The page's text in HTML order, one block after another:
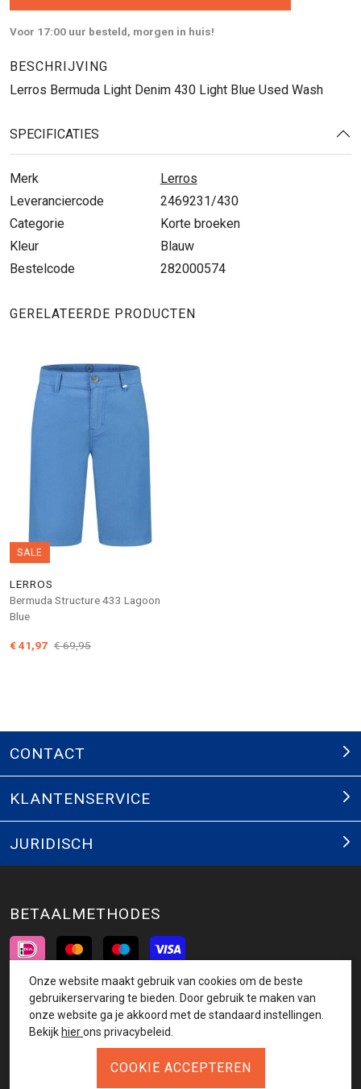
Voor 17:00 uur besteld, morgen in huis!
BESCHRIJVING
Lerros Bermuda Light Denim 430 Light Blue Used Wash
SPECIFICATIES
Merk
Lerros
Leveranciercode
2469231/430
Categorie
Korte broeken
Kleur
Blauw
Bestelcode
282000574
GERELATEERDE PRODUCTEN
SALE
LERROS
Bermuda Structure 433 Lagoon
Blue
€ 41,97 € 69,95
CONTACT
KLANTENSERVICE
JURIDISCH
BETAALMETHODES
INSCHRIJVEN NIEUWSBRIEF
Onze website maakt gebruik van cookies om de beste
gebruikerservaring te bieden. Door gebruik te maken van
onze website ga je akkoord met de standaard instellingen.
Bekijk hierons privacybeleid.